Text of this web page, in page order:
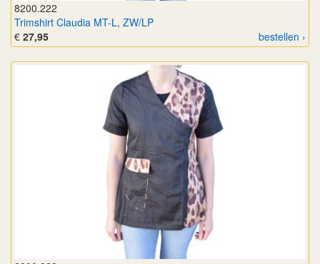
8200.222
Trimshirt Claudia MT-L, ZW/LP
bestellen ›
€ 27,95